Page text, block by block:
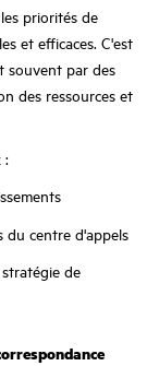
priorités de
et efficaces. C'est
souvent par des
des ressources et
:
du centre d'appels
de